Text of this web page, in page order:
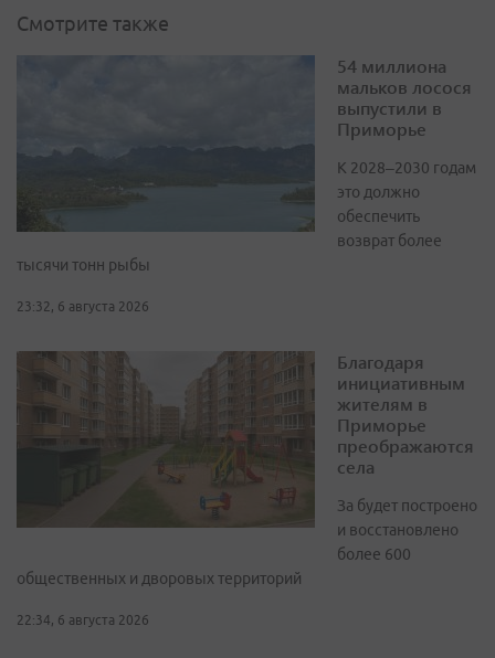
Смотрите также
54 миллиона
мальков лосося
выпустили в
Приморье
К 2028–2030 годам
это должно
обеспечить
возврат более
тысячи тонн рыбы
23:32, 6 августа 2026
Благодаря
инициативным
жителям в
Приморье
преображаются
села
За будет построено
и восстановлено
более 600
общественных и дворовых территорий
22:34, 6 августа 2026